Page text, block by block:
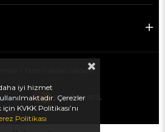
- Tüm hakları saklıdır.
iyi hizmet
Çerezler
KVKK Politikası’nı
Politikası